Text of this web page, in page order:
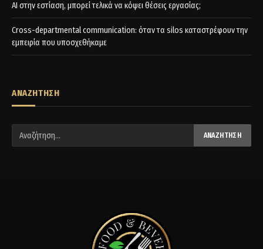
AI στην εστίαση, μπορεί τελικά να κόψει θέσεις εργασίας;
Cross-departmental communication: όταν τα silos καταστρέφουν την
εμπειρία που υποσχεθήκαμε
ΑΝΑΖΗΤΗΣΗ